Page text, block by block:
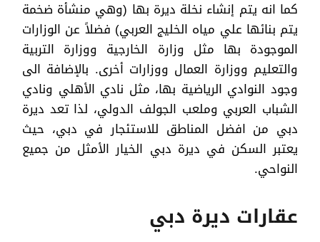
كما انه يتم إنشاء نخلة ديرة بها (وهي منشأة ضخمة
يتم بنائها علي مياه الخليج العربي) فضلاً عن الوزارات
الموجودة بها مثل وزارة الخارجية ووزارة التربية
والتعليم ووزارة العمال ووزارات أخرى. بالإضافة الى
وجود النوادي الرياضية بها، مثل نادي الأهلي ونادي
الشباب العربي وملعب الجولف الدولي، لذا تعد ديرة
دبي من افضل المناطق للاستئجار في دبي، حيث
يعتبر السكن في ديرة دبي الخيار الأمثل من جميع
النواحي.
عقارات ديرة دبي